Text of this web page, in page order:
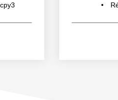
HELIlot607